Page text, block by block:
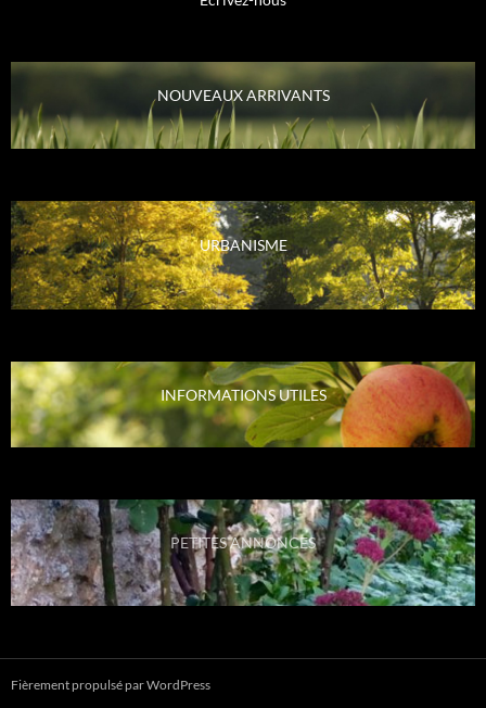
NOUVEAUX ARRIVANTS
URBANISME
INFORMATIONS UTILES
PETITES ANNONCES
Fièrement propulsé par WordPress